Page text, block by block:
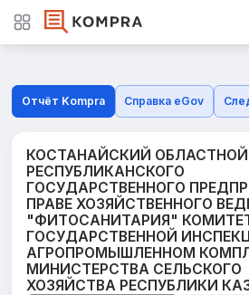
Отчёт Kompra Справка eGov
КОСТАНАЙСКИЙ
РЕСПУБЛИКАНСКОГО
ГОСУДАРСТВЕННОГО
ПРАВЕ ХОЗЯЙСТВЕННОГО
"ФИТОСАНИТАРИЯ"
ГОСУДАРСТВЕННОЙ
АГРОПРОМЫШЛЕННОМ
МИНИСТЕРСТВА СЕЛЬСКОГО
ХОЗЯЙСТВА РЕСПУБЛИКИ